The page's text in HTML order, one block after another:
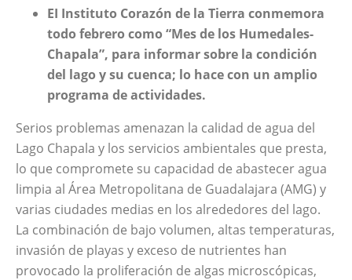
EI Instituto Corazón de la Tierra conmemora
todo febrero como “Mes de los Humedales-
Chapala”, para informar sobre la condición
del lago y su cuenca; lo hace con un amplio
programa de actividades.
Serios problemas amenazan la calidad de agua del
Lago Chapala y los servicios ambientales que presta,
lo que compromete su capacidad de abastecer agua
limpia al Área Metropolitana de Guadalajara (AMG) y
varias ciudades medias en los alrededores del lago.
La combinación de bajo volumen, altas temperaturas,
invasión de playas y exceso de nutrientes han
provocado la proliferación de algas microscópicas,